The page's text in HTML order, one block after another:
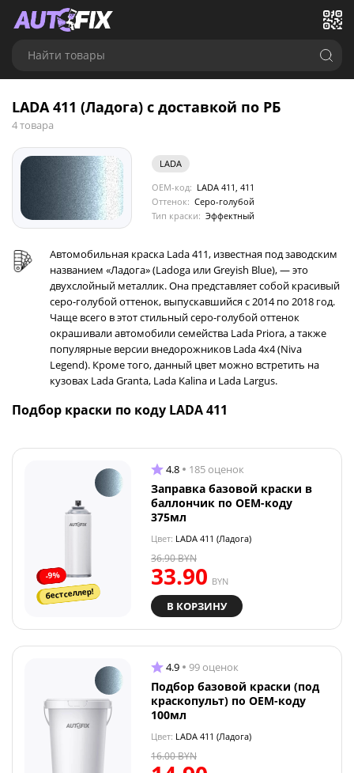
Найти товары
LADA 411 (Ладога) с доставкой по РБ
4 товара
LADA
OEM-код: LADA 411, 411
Оттенок: Серо-голубой
Тип краски: Эффектный
Автомобильная краска Lada 411, известная под заводским
названием «Ладога» (Ladoga или Greyish Blue), — это
двухслойный металлик. Она представляет собой красивый
серо-голубой оттенок, выпускавшийся с 2014 по 2018 год.
Чаще всего в этот стильный серо-голубой оттенок
окрашивали автомобили семейства Lada Priora, а также
популярные версии внедорожников Lada 4x4 (Niva
Legend). Кроме того, данный цвет можно встретить на
кузовах Lada Granta, Lada Kalina и Lada Largus.
Подбор краски по коду LADA 411
-9%
бестселлер!
4.8 185 оценок
Заправка базовой краски в
баллончик по OEM-коду
375мл
Цвет: LADA 411 (Ладога)
33.90 BYN
36.90BYN
В КОРЗИНУ
4.9 99 оценок
Подбор базовой краски (под
краскопульт) по OEM-коду
100мл
Цвет: LADA 411 (Ладога)
16.00BYN